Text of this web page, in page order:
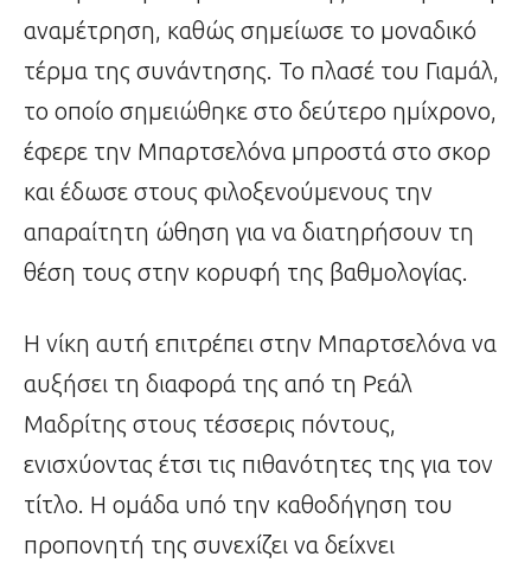
αναμέτρηση, καθώς σημείωσε το μοναδικό
τέρμα της συνάντησης. Το πλασέ του Γιαμάλ,
το οποίο σημειώθηκε στο δεύτερο ημίχρονο,
έφερε την Μπαρτσελόνα μπροστά στο σκορ
και έδωσε στους φιλοξενούμενους την
απαραίτητη ώθηση για να διατηρήσουν τη
θέση τους στην κορυφή της βαθμολογίας.
Η νίκη αυτή επιτρέπει στην Μπαρτσελόνα να
αυξήσει τη διαφορά της από τη Ρεάλ
Μαδρίτης στους τέσσερις πόντους,
ενισχύοντας έτσι τις πιθανότητες της για τον
τίτλο. Η ομάδα υπό την καθοδήγηση του
προπονητή της συνεχίζει να δείχνει